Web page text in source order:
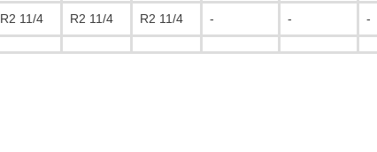
R2 11/4 R2 11/4 R2 11/4 - - -